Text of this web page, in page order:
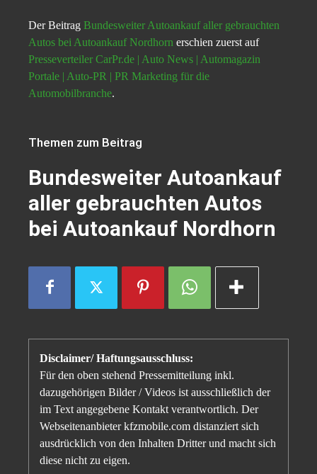
Der Beitrag Bundesweiter Autoankauf aller gebrauchten
Autos bei Autoankauf Nordhorn erschien zuerst auf
Presseverteiler CarPr.de | Auto News | Automagazin
Portale | Auto-PR | PR Marketing für die
Automobilbranche.
Themen zum Beitrag
Bundesweiter Autoankauf
aller gebrauchten Autos
bei Autoankauf Nordhorn
Disclaimer/ Haftungsausschluss:
Für den oben stehend Pressemitteilung inkl.
dazugehörigen Bilder / Videos ist ausschließlich der
im Text angegebene Kontakt verantwortlich. Der
Webseitenanbieter kfzmobile.com distanziert sich
ausdrücklich von den Inhalten Dritter und macht sich
diese nicht zu eigen.